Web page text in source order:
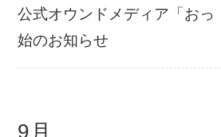
公式オウンドメディア「おっ
始のお知らせ
9月